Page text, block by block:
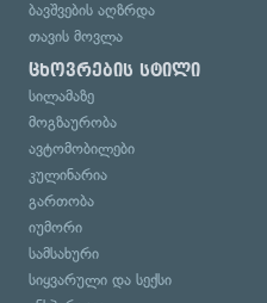
ბავშვების აღზრდა
თავის მოვლა
ცხოვრების სტილი
სილამაზე
მოგზაურობა
ავტომობილები
კულინარია
გართობა
იუმორი
სამსახური
სიყვარული და სექსი